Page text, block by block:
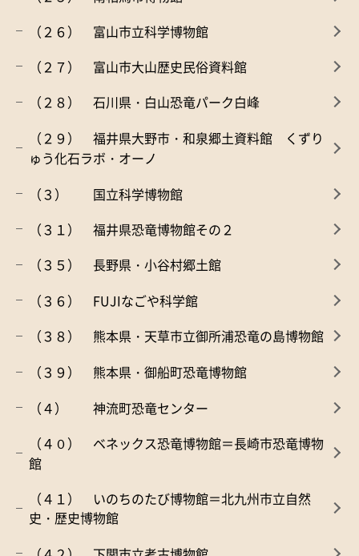
（２６） 富山市立科学博物館
（２７） 富山市大山歴史民俗資料館
（２８） 石川県・白山恐竜パーク白峰
（２９） 福井県大野市・和泉郷土資料館 くずり
ゅう化石ラボ・オーノ
（３） 国立科学博物館
（３１） 福井県恐竜博物館その２
（３５） 長野県・小谷村郷土館
（３６） FUJIなごや科学館
（３８） 熊本県・天草市立御所浦恐竜の島博物館
（３９） 熊本県・御船町恐竜博物館
（４） 神流町恐竜センター
（４０） ベネックス恐竜博物館＝長崎市恐竜博物
館
（４１） いのちのたび博物館＝北九州市立自然
史・歴史博物館